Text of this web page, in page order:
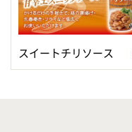
スイートチリソース